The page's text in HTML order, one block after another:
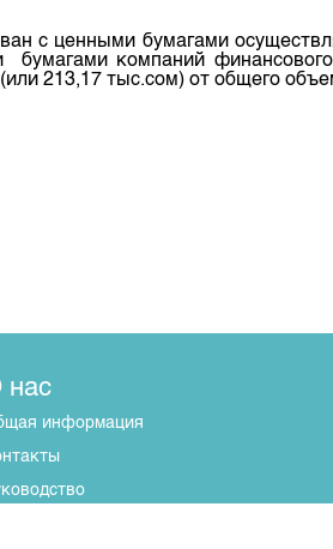
с ценными бумагами
компаний
213,17 тыс.сом) от общего
нас
информация